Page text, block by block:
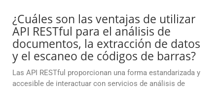
¿Cuáles son las ventajas de utilizar
API RESTful para el análisis de
documentos, la extracción de datos
y el escaneo de códigos de barras?
Las API RESTful proporcionan una forma estandarizada y
accesible de interactuar con servicios de análisis de